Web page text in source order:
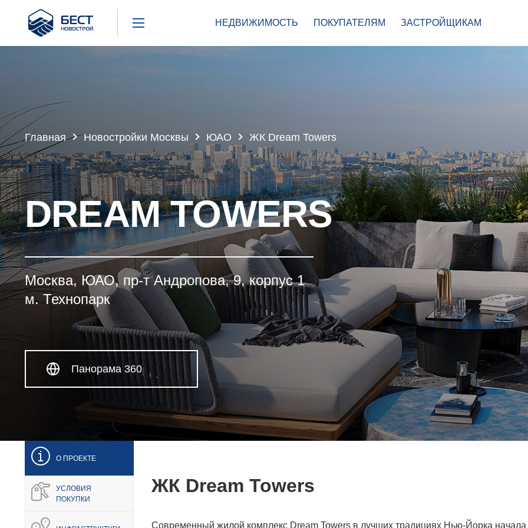
Бест
Новострой
НЕДВИЖИМОСТЬ ПОКУПАТЕЛЯМ ЗАСТРОЙЩИКАМ
Главная Новостройки Москвы ЮАО ЖК Dream Towers
DREAM TOWERS
Москва, ЮАО, пр-т Андропова, 9, корпус 1
м. Технопарк
Панорама 360
О ПРОЕКТЕ
УСЛОВИЯ
ПОКУПКИ
ЖК Dream Towers
Современный жилой комплекс Dream Towers в лучших традициях Нью-Йорка начала